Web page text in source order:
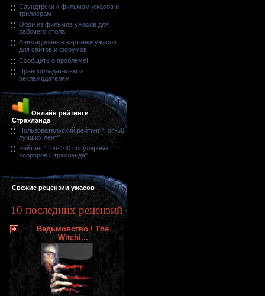
Саундтреки к фильмам ужасов и
триллерам
Обои из фильмов ужасов для
рабочего стола
Анимационные картинки ужасов
для сайтов и форумов
Сообщить о проблеме!
Правообладателям и
рекламодателям
Онлайн рейтинги
Страхлэнда
Пользовательский рейтинг "Топ-50
лучших лент"
Рейтинг "Топ-100 популярных
хорроров Страхлэнда"
Свежие рецензии ужасов
10 последних рецензий
Ведьмовство \ The
Witchi...